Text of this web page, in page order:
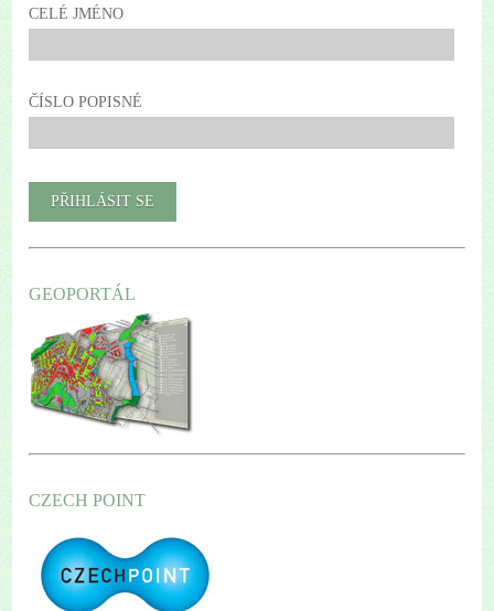
CELÉ JMÉNO
ČÍSLO POPISNÉ
GEOPORTÁL
CZECH POINT